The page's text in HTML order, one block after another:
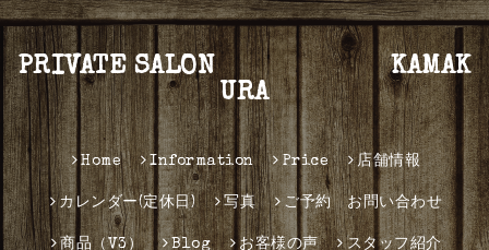
PRIVATE SALON KAMAK
URA
Home Information Price 店舗情報
カレンダー(定休日) 写真 ご予約 お問い合わせ
商品（V3） Blog お客様の声 スタッフ紹介